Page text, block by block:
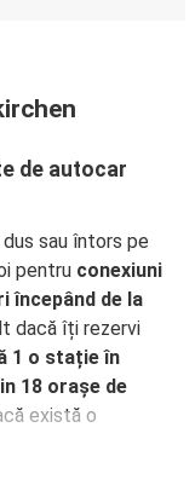
de autocar
sau întors pe
pentru conexiuni
începând de la
dacă îți rezervi
1 o stație în
18 orașe de
există o